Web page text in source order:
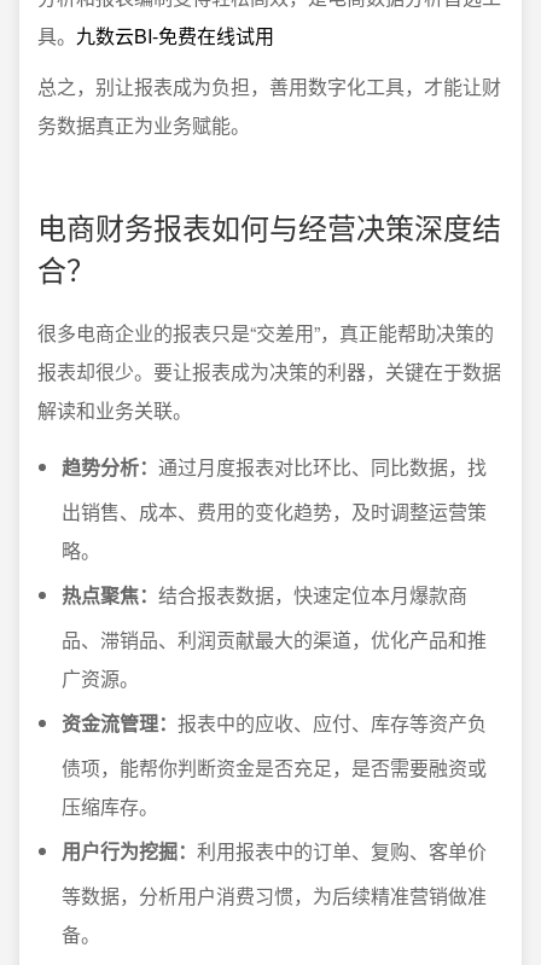
具。 九数云BI-免费在线试用
总之，别让报表成为负担，善用数字化工具，才能让财
务数据真正为业务赋能。
电商财务报表如何与经营决策深度结
合？
很多电商企业的报表只是“交差用”，真正能帮助决策的
报表却很少。要让报表成为决策的利器，关键在于数据
解读和业务关联。
趋势分析： 通过月度报表对比环比、同比数据，找
出销售、成本、费用的变化趋势，及时调整运营策
略。
热点聚焦： 结合报表数据，快速定位本月爆款商
品、滞销品、利润贡献最大的渠道，优化产品和推
广资源。
资金流管理： 报表中的应收、应付、库存等资产负
债项，能帮你判断资金是否充足，是否需要融资或
压缩库存。
用户行为挖掘： 利用报表中的订单、复购、客单价
等数据，分析用户消费习惯，为后续精准营销做准
备。